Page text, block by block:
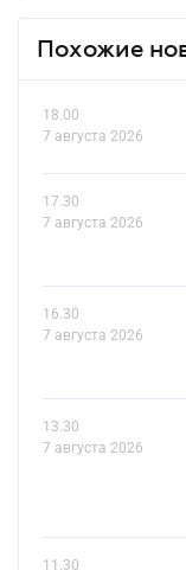
Похожие
18.00
7 августа 2026
17.30
7 августа 2026
16.30
7 августа 2026
13.30
7 августа 2026
11.30